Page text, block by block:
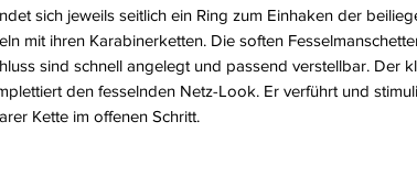
sich jeweils seitlich ein Ring zum Einhaken der
mit ihren Karabinerketten. Die soften
sind schnell angelegt und passend verstellbar. Der
den fesselnden Netz-Look. Er verführt und
Kette im offenen Schritt.